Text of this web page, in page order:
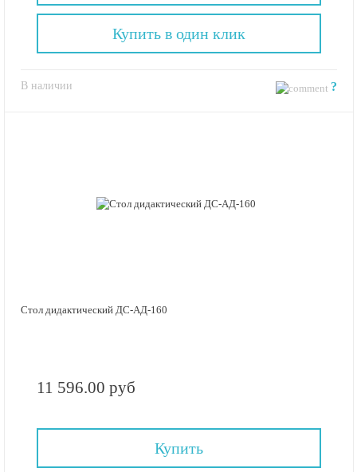
В наличии ?
Купить в один клик
Стол дидактический ДС-АД-160
11 596.00 руб
Купить